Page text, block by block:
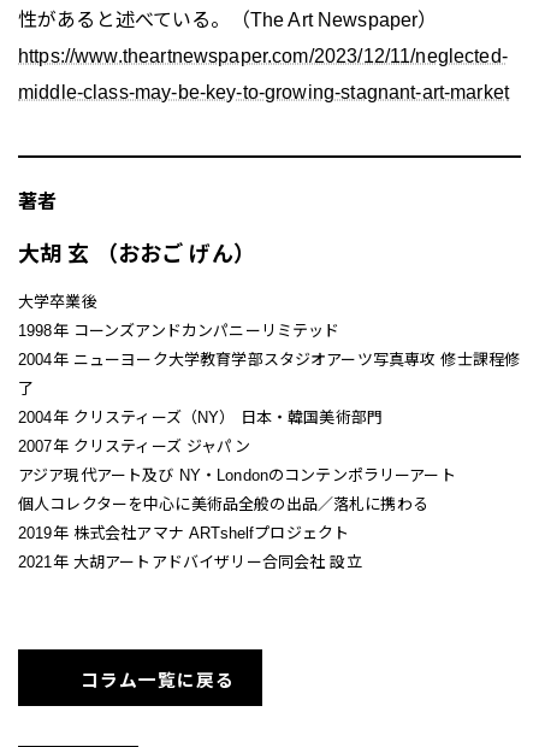
性があると述べている。（The Art Newspaper）
https://www.theartnewspaper.com/2023/12/11/neglected-
middle-class-may-be-key-to-growing-stagnant-art-market
著者
大胡 玄 （おおご げん）
大学卒業後
1998年 コーンズアンドカンパニーリミテッド
2004年 ニューヨーク大学教育学部スタジオアーツ写真専攻 修士課程修
了
2004年 クリスティーズ（NY） 日本・韓国美術部門
2007年 クリスティーズ ジャパン
アジア現代アート及び NY・Londonのコンテンポラリーアート
個人コレクターを中心に美術品全般の出品／落札に携わる
2019年 株式会社アマナ ARTshelfプロジェクト
2021年 大胡アートアドバイザリー合同会社 設立
コラム一覧に戻る